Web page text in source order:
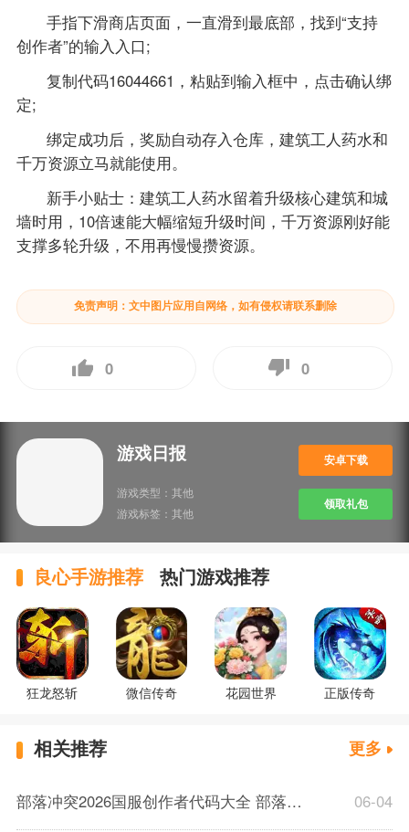
手指下滑商店页面，一直滑到最底部，找到“支持
创作者”的输入入口;
复制代码16044661，粘贴到输入框中，点击确认绑
定;
绑定成功后，奖励自动存入仓库，建筑工人药水和
千万资源立马就能使用。
新手小贴士：建筑工人药水留着升级核心建筑和城
墙时用，10倍速能大幅缩短升级时间，千万资源刚好能
支撑多轮升级，不用再慢慢攒资源。
免责声明：文中图片应用自网络，如有侵权请联系删除
0 0
游戏日报
游戏类型： 其他
游戏标签： 其他
安卓下载
领取礼包
良心手游推荐 热门游戏推荐
狂龙怒斩 微信传奇 花园世界 正版传奇
相关推荐 更多
部落冲突2026国服创作者代码大全 部落冲突金币圣水领取攻略 06-04